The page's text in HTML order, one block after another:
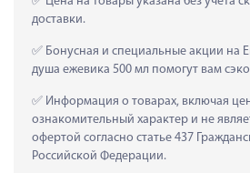
доставки.
Бонусная и специальные акции на
душа ежевика 500 мл помогут вам
Информация о товарах, включая
ознакомительный характер и не
офертой согласно статье 437
Российской Федерации.